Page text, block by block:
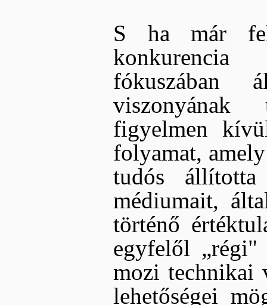
S ha már
fókuszában
viszonyának
figyelmen
folyamat,
tudós
médiumait,
történő
egyfelől „régi"
mozi technikai
lehetőségei